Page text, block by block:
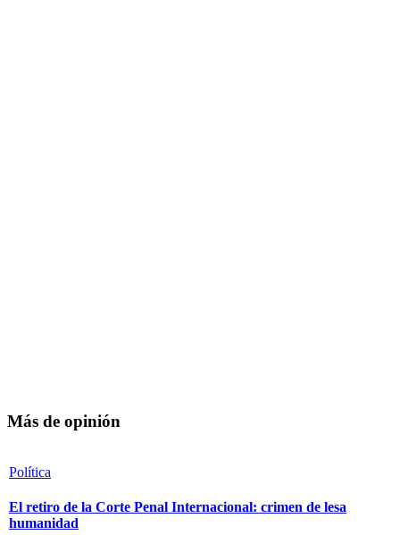
Más de opinión
Política
El retiro de la Corte Penal Internacional: crimen de lesa
humanidad